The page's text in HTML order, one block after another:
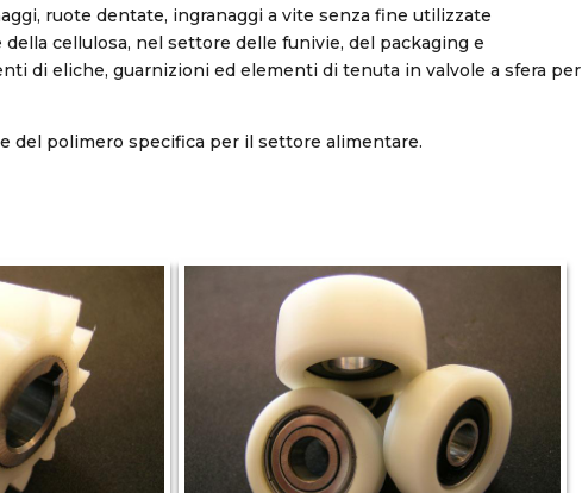
ruote dentate, ingranaggi a vite senza fine utilizzate
della cellulosa, nel settore delle funivie, del packaging e
di eliche, guarnizioni ed elementi di tenuta in valvole a sfera per
del polimero specifica per il settore alimentare.